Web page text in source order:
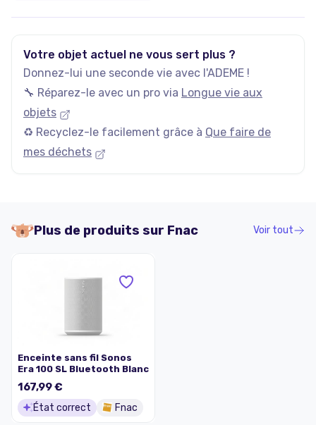
Votre objet actuel ne vous sert plus ?
Donnez-lui une seconde vie avec l'ADEME !
🔧 Réparez-le avec un pro via Longue vie aux
objets
♻️ Recyclez-le facilement grâce à Que faire de
mes déchets
Plus de produits sur Fnac Voir tout
Enceinte sans fil Sonos
Era 100 SL Bluetooth Blanc
167,99 €
État correct Fnac